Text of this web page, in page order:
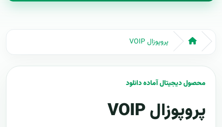
پروپوزال VOIP
محصول دیجیتال آماده دانلود
پروپوزال VOIP